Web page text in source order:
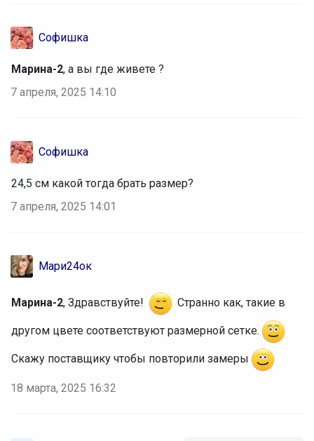
Софишка
Марина-2, а вы где живете ?
7 апреля, 2025 14:10
Софишка
24,5 см какой тогда брать размер?
7 апреля, 2025 14:01
Мари24ок
Марина-2, Здравствуйте! Странно как, такие в
другом цвете соответствуют размерной сетке.
Скажу поставщику чтобы повторили замеры
18 марта, 2025 16:32